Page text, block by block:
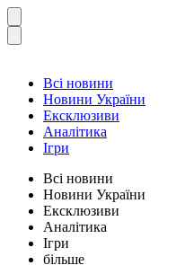
Всі новини
Новини України
Ексклюзиви
Аналітика
Ігри
Всі новини
Новини України
Ексклюзиви
Аналітика
Ігри
більше